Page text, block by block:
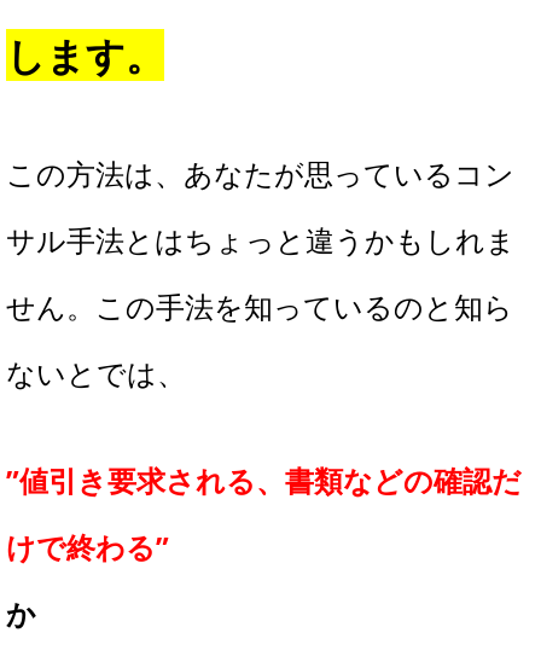
します。
この方法は、あなたが思っているコン
サル手法とはちょっと違うかもしれま
せん。この手法を知っているのと知ら
ないとでは、
”値引き要求される、書類などの確認だ
けで終わる”
か